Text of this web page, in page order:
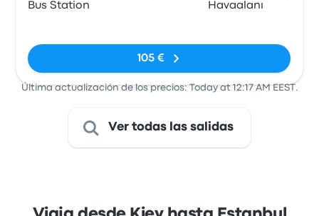
Bus Station
Havaalanı
105 €
Última actualización de los precios: Today at 12:17 AM EEST.
Ver todas las salidas